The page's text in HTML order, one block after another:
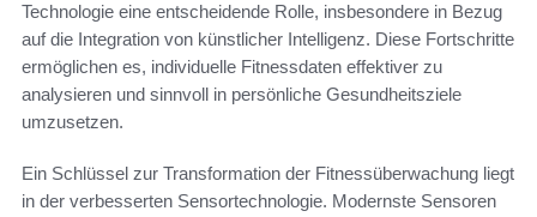
Technologie eine entscheidende Rolle, insbesondere in Bezug
auf die Integration von künstlicher Intelligenz. Diese Fortschritte
ermöglichen es, individuelle Fitnessdaten effektiver zu
analysieren und sinnvoll in persönliche Gesundheitsziele
umzusetzen.
Ein Schlüssel zur Transformation der Fitnessüberwachung liegt
in der verbesserten Sensortechnologie. Modernste Sensoren